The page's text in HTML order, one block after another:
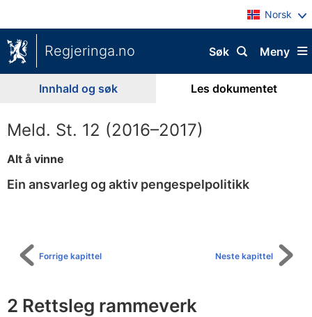
Norsk
Regjeringa.no Meny
Søk
Innhald og søk Les dokumentet
Meld. St. 12 (2016–2017)
Alt å vinne
Ein ansvarleg og aktiv pengespelpolitikk
Neste kapittel
Forrige kapittel
2 Rettsleg rammeverk